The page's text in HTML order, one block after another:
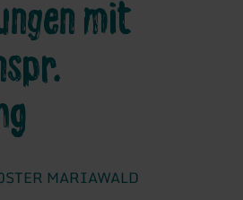
mit
MARIAWALD